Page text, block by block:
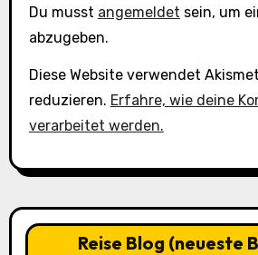
Du musst angemeldet sein, um
abzugeben.
Diese Website verwendet
reduzieren. Erfahre, wie deine
verarbeitet werden.
Reise Blog (neueste